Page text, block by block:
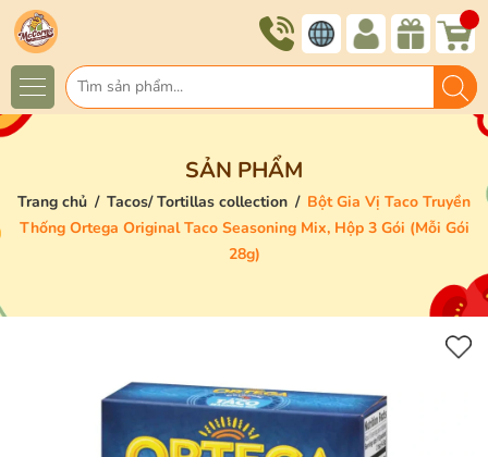
SẢN PHẨM
Trang chủ / Tacos/ Tortillas collection / Bột Gia Vị Taco Truyền
Thống Ortega Original Taco Seasoning Mix, Hộp 3 Gói (Mỗi Gói
28g)